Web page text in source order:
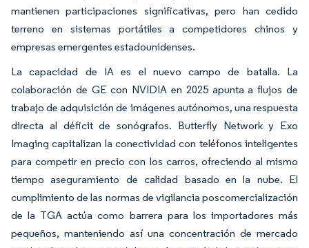
mantienen participaciones significativas, pero han cedido
terreno en sistemas portátiles a competidores chinos y
empresas emergentes estadounidenses.
La capacidad de IA es el nuevo campo de batalla. La
colaboración de GE con NVIDIA en 2025 apunta a flujos de
trabajo de adquisición de imágenes autónomos, una respuesta
directa al déficit de sonógrafos. Butterfly Network y Exo
Imaging capitalizan la conectividad con teléfonos inteligentes
para competir en precio con los carros, ofreciendo al mismo
tiempo aseguramiento de calidad basado en la nube. El
cumplimiento de las normas de vigilancia poscomercialización
de la TGA actúa como barrera para los importadores más
pequeños, manteniendo así una concentración de mercado